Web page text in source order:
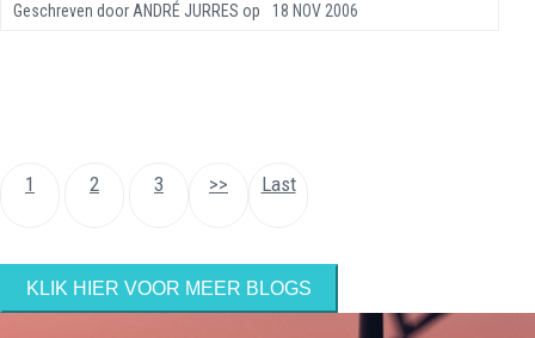
Geschreven door ANDRÉ JURRES op 18 NOV 2006
1 2 3 >> Last
KLIK HIER VOOR MEER BLOGS